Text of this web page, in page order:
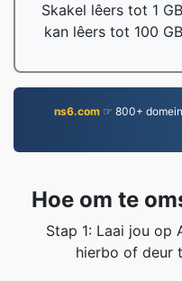
Skakel lêers tot 1
kan lêers tot 100
ns6.com ☞ 800+
Hoe om te
Stap 1: Laai jou op
hierbo of deur